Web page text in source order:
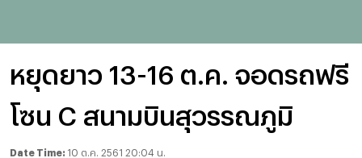
หยุดยาว 13-16 ต.ค. จอดรถฟรี
โซน C สนามบินสุวรรณภูมิ
Date Time: 10 ต.ค. 2561 20:04 น.